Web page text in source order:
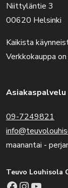
Niittyläntie 3
00620 Helsinki
Kaikista
Verkkokauppa
Asiakaspalvelu
09-7249821
maanantai -
Teuvo Louhisola